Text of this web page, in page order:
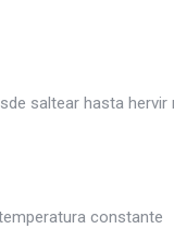
saltear hasta hervir
constante